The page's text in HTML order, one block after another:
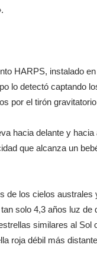
HARPS, instalado
lo detectó captando
por el tirón
hacia delante y
que alcanza un
de los cielos
solo 4,3 años luz de
similares al Sol
roja débil más